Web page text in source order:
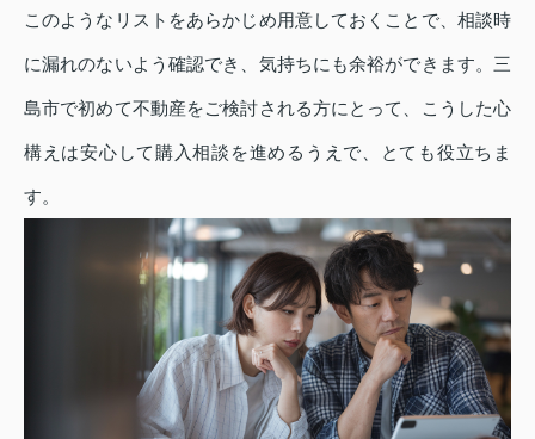
このようなリストをあらかじめ用意しておくことで、相談時
に漏れのないよう確認でき、気持ちにも余裕ができます。三
島市で初めて不動産をご検討される方にとって、こうした心
構えは安心して購入相談を進めるうえで、とても役立ちま
す。